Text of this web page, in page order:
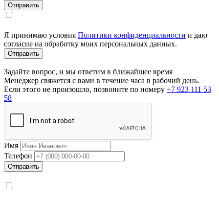
Я принимаю условия Политики конфиденциальности и даю
согласие на обработку моих персональных данных.
Задайте вопрос, и мы ответим в ближайшее время
Менеджер свяжется с вами в течение часа в рабочий день.
Если этого не произошло, позвоните по номеру +7 923 111 53
58
Имя
Телефон